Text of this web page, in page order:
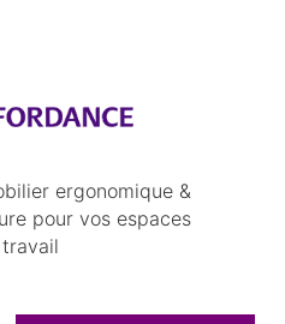
ergonomique &
pour vos espaces